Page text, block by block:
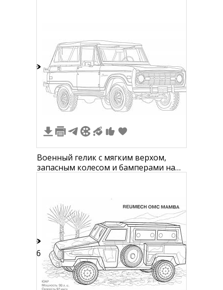
Военный гелик с мягким верхом,
запасным колесом и бамперами на
16